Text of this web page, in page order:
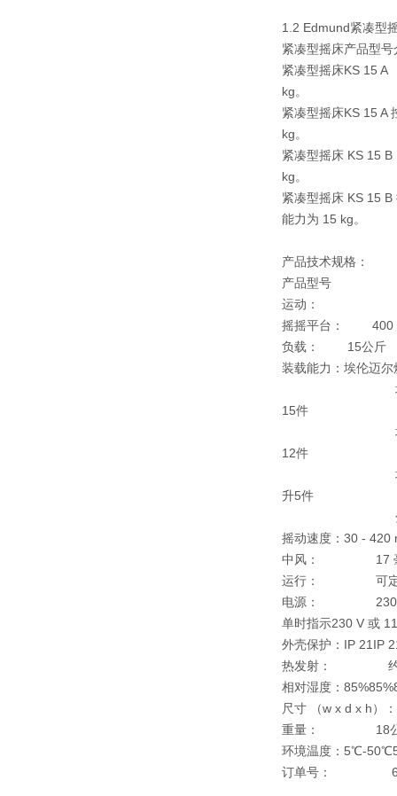
1.2 Edmund紧凑型
紧凑型摇床产品型号
紧凑型摇床KS 15
kg。
紧凑型摇床KS 15 A
kg。
紧凑型摇床 KS 15
kg。
紧凑型摇床 KS 15
能力为 15 kg。
产品技术规格：
产品型号
运动：
摇摇平台：
400 x
负载：
15公斤
装载能力： 埃伦迈
埃伦迈尔烧瓶
15件
埃伦迈尔烧瓶
12件
埃伦迈尔烧瓶
升5件
分离漏斗
摇动速度： 30 - 420
中风：
17 毫
运行：
可定时 0
电源：
230 V 或
单时指示230 V 或
外壳保护： IP 21 IP
热发射：
约 5
相对湿度： 85%85%
尺寸 （w x d x h）：
重量：
18公
环境温度： 5℃-50℃
订单号：